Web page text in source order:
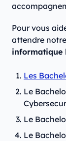
Pour vous
attendre
informatique
Les
Le
Le
Le